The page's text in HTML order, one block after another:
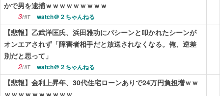
生活
アダルト
その他
RSS配信一覧
かで男を逮捕ｗｗｗｗｗｗｗｗｗ
3HIT watch＠２ちゃんねる
【悲報】乙武洋匡氏、浜田雅功にパシーンと叩かれたシーンが
オンエアされず「障害者相手だと放送されなくなる。俺、逆差
別だと思って」
2HIT watch＠２ちゃんねる
【悲報】金利上昇年、30代住宅ローンありで24万円負担増ｗｗ
ｗｗｗｗｗｗｗｗｗｗ